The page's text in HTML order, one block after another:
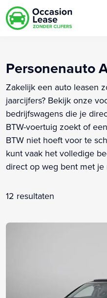
Personenauto
Zakelijk een auto leasen
jaarcijfers? Bekijk onze
bedrijfswagens die je
BTW-voertuig zoekt of
BTW niet hoeft voor te
kunt vaak het volledige
direct op weg bent met
12 resultaten